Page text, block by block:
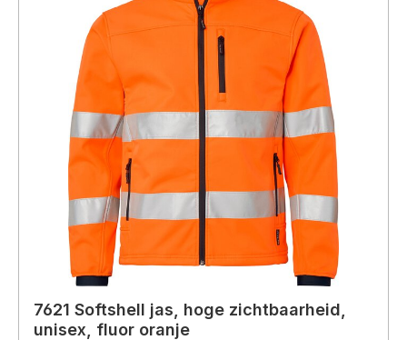
7621 Softshell jas, hoge zichtbaarheid,
unisex, fluor oranje